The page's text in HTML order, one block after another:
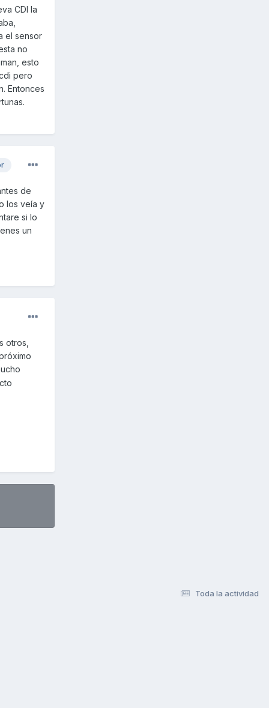
CDI la
el sensor
no
esto
pero
Entonces
de
los veía y
si lo
un
otros,
Toda la actividad